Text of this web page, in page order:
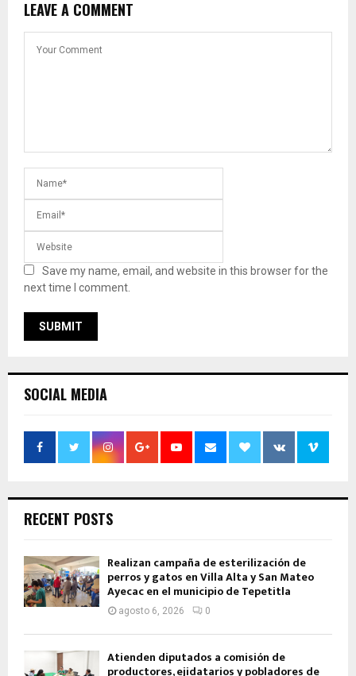
LEAVE A COMMENT
Save my name, email, and website in this browser for the
next time I comment.
SOCIAL MEDIA
RECENT POSTS
Realizan campaña de esterilización de
perros y gatos en Villa Alta y San Mateo
Ayecac en el municipio de Tepetitla
agosto 6, 2026 0
Atienden diputados a comisión de
productores, ejidatarios y pobladores de